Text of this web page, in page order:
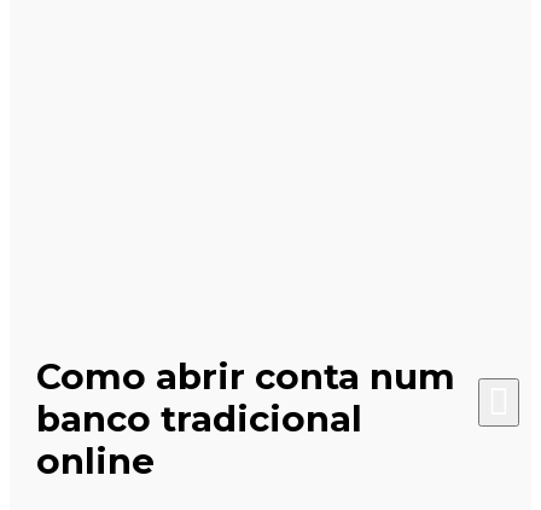
Como abrir conta num
banco tradicional
online